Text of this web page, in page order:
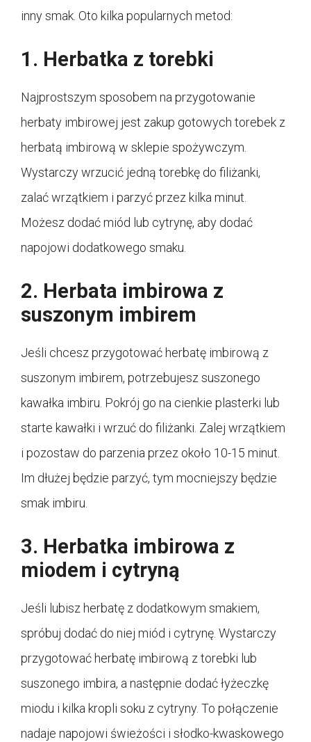
inny smak. Oto kilka popularnych metod:
1. Herbatka z torebki
Najprostszym sposobem na przygotowanie
herbaty imbirowej jest zakup gotowych torebek z
herbatą imbirową w sklepie spożywczym.
Wystarczy wrzucić jedną torebkę do filiżanki,
zalać wrzątkiem i parzyć przez kilka minut.
Możesz dodać miód lub cytrynę, aby dodać
napojowi dodatkowego smaku.
2. Herbata imbirowa z
suszonym imbirem
Jeśli chcesz przygotować herbatę imbirową z
suszonym imbirem, potrzebujesz suszonego
kawałka imbiru. Pokrój go na cienkie plasterki lub
starte kawałki i wrzuć do filiżanki. Zalej wrzątkiem
i pozostaw do parzenia przez około 10-15 minut.
Im dłużej będzie parzyć, tym mocniejszy będzie
smak imbiru.
3. Herbatka imbirowa z
miodem i cytryną
Jeśli lubisz herbatę z dodatkowym smakiem,
spróbuj dodać do niej miód i cytrynę. Wystarczy
przygotować herbatę imbirową z torebki lub
suszonego imbira, a następnie dodać łyżeczkę
miodu i kilka kropli soku z cytryny. To połączenie
nadaje napojowi świeżości i słodko-kwaskowego